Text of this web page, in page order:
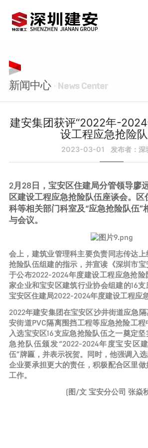
新闻中心 · News Center
建安集团获评“2022年-
设工程应急抢险
2023-03-01 发布者：深
2月28日，宝安区住建局分管领导廖
区建设工程应急抢险队伍座谈会。区
科等相关部门科室及“应急抢险队伍”
与会议。
会上，建筑业管理科主要负责同志传达
抢险队伍组建的指示，并宣读《深圳市
于公布2022-2024年度建设工程应急抢险
家企业和宝安区建筑行业协会组建的16
宝安区住建局2022-2024年度建设工程应
2022年建安集团在宝安区沙井街道应急
安街道PVC隔离围挡工程等应急抢险工
入选宝安区16支应急抢险队伍之一奠定
急抢队伍颁发“2022-2024年度宝安区
伍”牌匾，并表示祝贺。同时，他强调入
企业要承担更大的责任，积极配合区里
工作。
(图/文 宝安分公司 张焱